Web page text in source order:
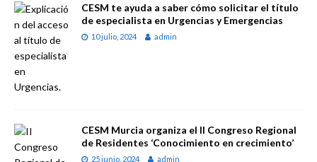
CESM te ayuda a saber cómo solicitar el título
de especialista en Urgencias y Emergencias
10 julio, 2024 admin
CESM Murcia organiza el II Congreso Regional
de Residentes ‘Conocimiento en crecimiento’
25 junio, 2024 admin